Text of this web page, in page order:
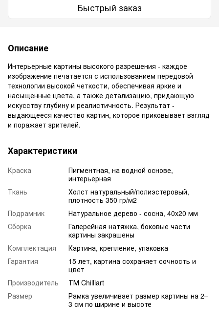
Быстрый заказ
Описание
Интерьерные картины высокого разрешения - каждое
изображение печатается с использованием передовой
технологии высокой четкости, обеспечивая яркие и
насыщенные цвета, а также детализацию, придающую
искусству глубину и реалистичность. Результат -
выдающееся качество картин, которое приковывает взгляд
и поражает зрителей.
Характеристики
Краска
Пигментная, на водной основе,
интерьерная
Ткань
Холст натуральный/полиэстеровый,
плотность 350 гр/м2
Подрамник
Натуральное дерево - сосна, 40x20 мм
Сборка
Галерейная натяжка, боковые части
картины закрашены
Комплектация
Картина, крепление, упаковка
Гарантия
15 лет, картина сохраняет сочность и
цвет
Производитель
ТМ Chilliart
Размер
Рамка увеличивает размер картины на 2–
3 см по ширине и высоте